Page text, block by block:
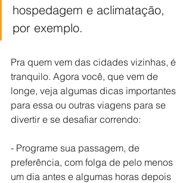
hospedagem e aclimatação,
por exemplo.
Pra quem vem das cidades vizinhas, é
tranquilo. Agora você, que vem de
longe, veja algumas dicas importantes
para essa ou outras viagens para se
divertir e se desafiar correndo:
- Programe sua passagem, de
preferência, com folga de pelo menos
um dia antes e algumas horas depois